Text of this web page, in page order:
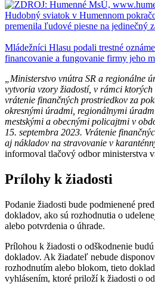
Hudobný sviatok v Humennom
premenila ľudové piesne na jedinečný
Mládežníci Hlasu podali trestné
financovanie a fungovanie firmy jeho
„Ministerstvo vnútra SR a regionálne
vytvoria vzory žiadostí, v rámci ktorých
vrátenie finančných prostriedkov za
okresnými úradmi, regionálnymi
mestskými a obecnými policajtmi v
15. septembra 2023. Vrátenie
aj nákladov na stravovanie v
informoval tlačový odbor ministerstva
Prílohy k žiadosti
Podanie žiadosti bude podmienené
dokladov, ako sú rozhodnutia o
alebo potvrdenia o úhrade.
Prílohou k žiadosti o odškodnenie
dokladov. Ak žiadateľ nebude
rozhodnutím alebo blokom, tieto
vyhlásením, ktoré priloží k žiadosti o